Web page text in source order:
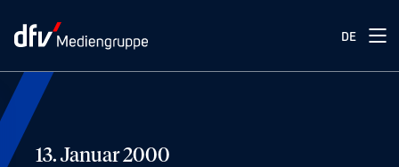
DE
13. Januar 2000